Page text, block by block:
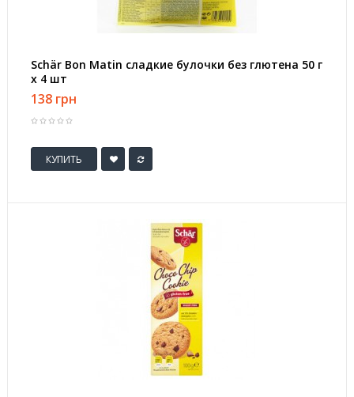
Schär Bon Matin сладкие булочки без глютена 50 г
х 4 шт
138 грн
КУПИТЬ